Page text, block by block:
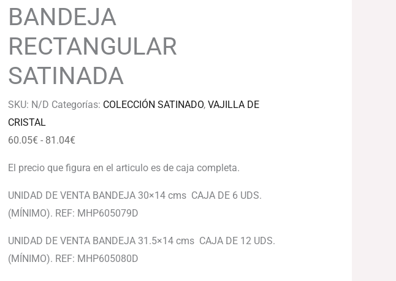
BANDEJA
RECTANGULAR
SATINADA
SKU: N/D Categorías: COLECCIÓN SATINADO,VAJILLA DE
CRISTAL
60.05€ - 81.04€
desde
hasta
81.04€
El precio que figura en el articulo es de caja completa.
UNIDAD DE VENTA BANDEJA 30×14 cms CAJA DE 6 UDS.
(MÍNIMO). REF: MHP605079D
UNIDAD DE VENTA BANDEJA 31.5×14 cms CAJA DE 12 UDS.
(MÍNIMO). REF: MHP605080D
cantidad